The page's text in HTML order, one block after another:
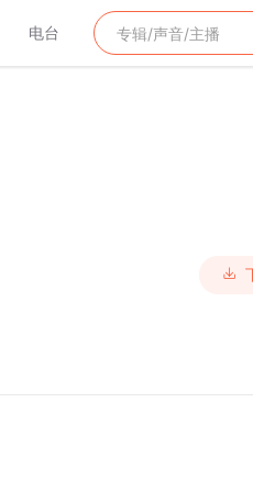
电台